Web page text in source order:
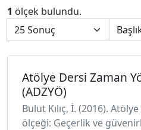
1 ölçek bulundu.
Atölye Dersi Zaman
(ADZYÖ)
Bulut Kılıç, İ. (2016).
ölçeği: Geçerlik ve